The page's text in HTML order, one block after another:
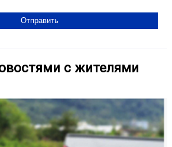
с жителями